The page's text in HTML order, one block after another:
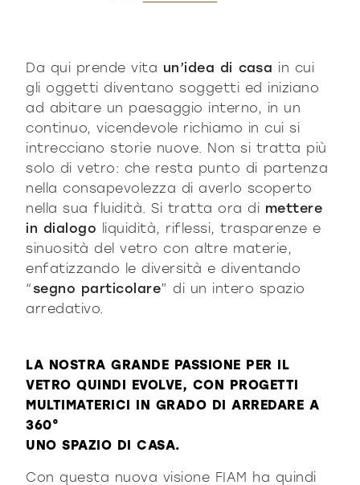
Da qui prende vita un’idea di casa in cui
gli oggetti diventano soggetti ed iniziano
ad abitare un paesaggio interno, in un
continuo, vicendevole richiamo in cui si
intrecciano storie nuove. Non si tratta più
solo di vetro: che resta punto di partenza
nella consapevolezza di averlo scoperto
nella sua fluidità. Si tratta ora di mettere
in dialogo liquidità, riflessi, trasparenze e
sinuosità del vetro con altre materie,
enfatizzando le diversità e diventando
“segno particolare” di un intero spazio
arredativo.
LA NOSTRA GRANDE PASSIONE PER IL
VETRO QUINDI EVOLVE, CON PROGETTI
MULTIMATERICI IN GRADO DI ARREDARE A
360°
UNO SPAZIO DI CASA.
Con questa nuova visione FIAM ha quindi